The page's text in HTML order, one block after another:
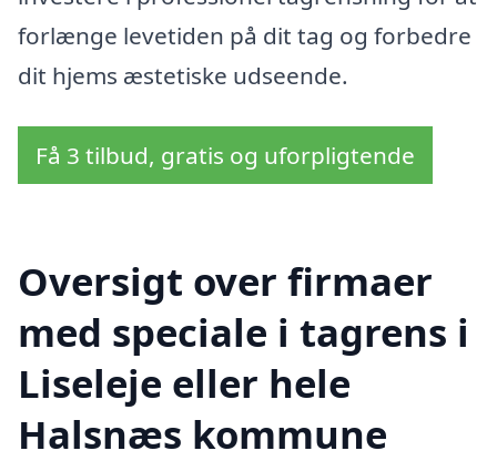
forlænge levetiden på dit tag og forbedre
dit hjems æstetiske udseende.
Få 3 tilbud, gratis og uforpligtende
Oversigt over firmaer
med speciale i tagrens i
Liseleje eller hele
Halsnæs kommune